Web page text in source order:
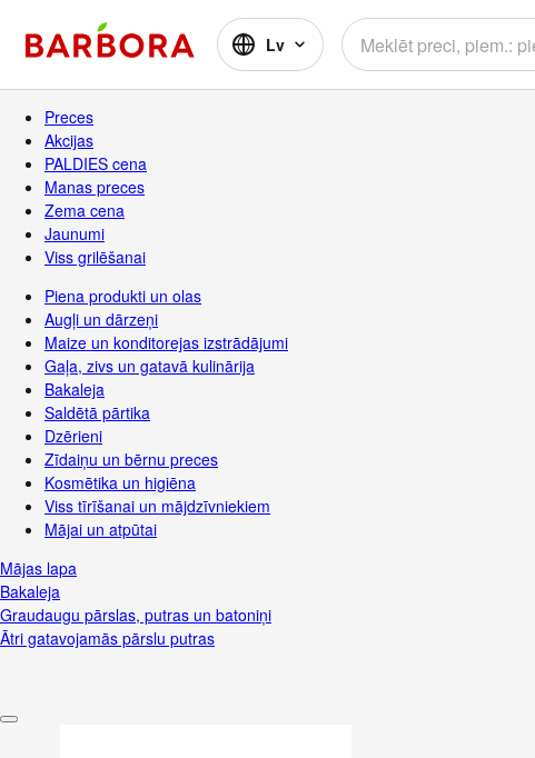
Lv
Preces
Akcijas
PALDIES cena
Manas preces
Zema cena
Jaunumi
Viss grilēšanai
Piena produkti un olas
Augļi un dārzeņi
Maize un konditorejas izstrādājumi
Gaļa, zivs un gatavā kulinārija
Bakaleja
Saldētā pārtika
Dzērieni
Zīdaiņu un bērnu preces
Kosmētika un higiēna
Viss tīrīšanai un mājdzīvniekiem
Mājai un atpūtai
Mājas lapa
Bakaleja
Graudaugu pārslas, putras un batoniņi
Ātri gatavojamās pārslu putras